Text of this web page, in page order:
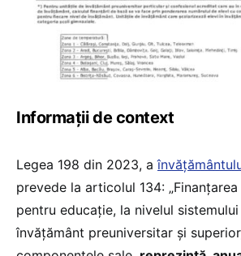
Informații de context
Legea 198 din 2023, a
prevede la articolul 134:
pentru educație, la nivelul
învățământ preuniversitar și